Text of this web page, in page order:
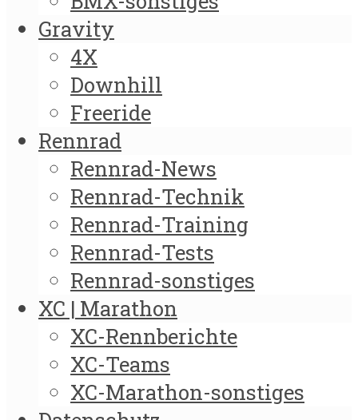
Gravity
4X
Downhill
Freeride
Rennrad
Rennrad-News
Rennrad-Technik
Rennrad-Training
Rennrad-Tests
Rennrad-sonstiges
XC | Marathon
XC-Rennberichte
XC-Teams
XC-Marathon-sonstiges